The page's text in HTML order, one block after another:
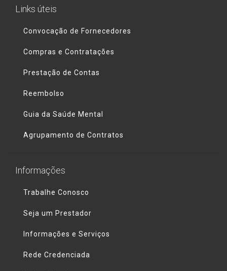
Links úteis
Convocação de Fornecedores
Compras e Contratações
Prestação de Contas
Reembolso
Guia da Saúde Mental
Agrupamento de Contratos
Informações
Trabalhe Conosco
Seja um Prestador
Informações e Serviços
Rede Credenciada